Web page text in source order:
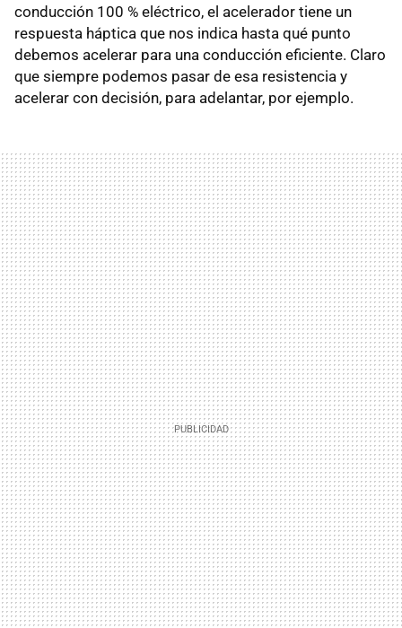
conducción 100 % eléctrico, el acelerador tiene un
respuesta háptica que nos indica hasta qué punto
debemos acelerar para una conducción eficiente. Claro
que siempre podemos pasar de esa resistencia y
acelerar con decisión, para adelantar, por ejemplo.